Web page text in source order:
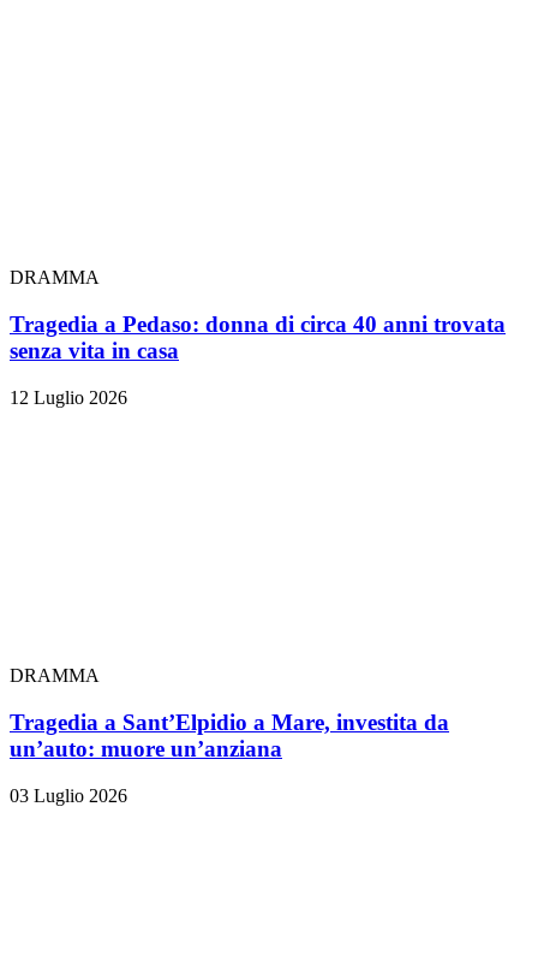
DRAMMA
Tragedia a Pedaso: donna di circa 40 anni trovata
senza vita in casa
12 Luglio 2026
DRAMMA
Tragedia a Sant’Elpidio a Mare, investita da
un’auto: muore un’anziana
03 Luglio 2026